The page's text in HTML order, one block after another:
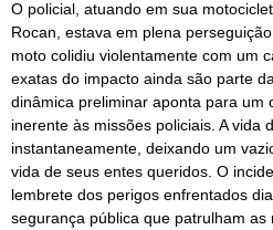
O policial, atuando em sua
Rocan, estava em plena
moto colidiu violentamente com um
exatas do impacto ainda são parte
dinâmica preliminar aponta para um
inerente às missões policiais. A vida
instantaneamente, deixando um
vida de seus entes queridos. O
lembrete dos perigos enfrentados
segurança pública que patrulham